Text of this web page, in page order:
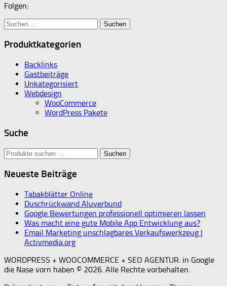
Folgen:
Suchen
nach:
Produktkategorien
Backlinks
Gastbeiträge
Unkategorisiert
Webdesign
WooCommerce
WordPress Pakete
Suche
Suchen
nach:
Suchen
Neueste Beiträge
Tabakblätter Online
Duschrückwand Aluverbund
Google Bewertungen professionell optimieren lassen
Was macht eine gute Mobile App Entwicklung aus?
Email Marketing unschlagbares Verkaufswerkzeug |
Activmedia.org
WORDPRESS + WOOCOMMERCE + SEO AGENTUR: in Google
die Nase vorn haben © 2026. Alle Rechte vorbehalten.